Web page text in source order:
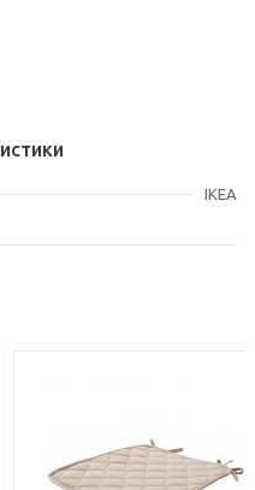
IKEA